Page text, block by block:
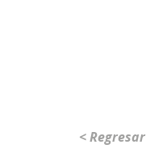
< Regresar